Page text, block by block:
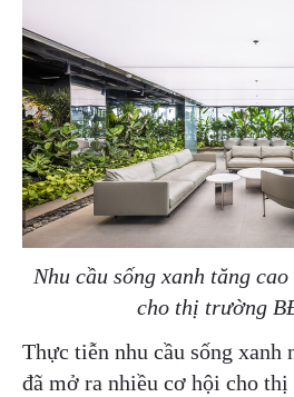
Nhu cầu sống xanh tăng
cho thị trường
Thực tiễn nhu cầu sống xanh
đã mở ra nhiều cơ hội cho